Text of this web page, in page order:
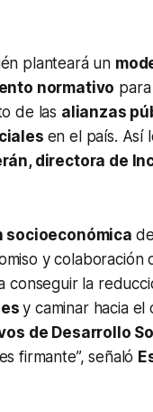
planteará un
normativo para
de las alianzas
en el país. Así
directora de
socioeconómica
y colaboración
conseguir la
y caminar hacia el
de Desarrollo
firmante”, señaló